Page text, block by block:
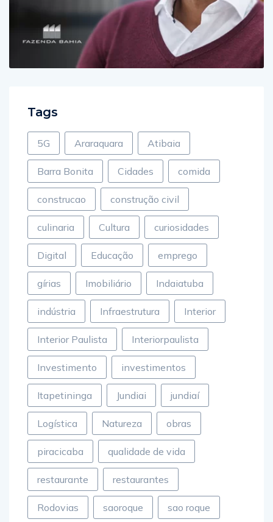
Tags
5G Araraquara Atibaia
Barra Bonita Cidades comida
construcao construção civil
culinaria Cultura curiosidades
Digital Educação emprego
gírias Imobiliário Indaiatuba
indústria Infraestrutura Interior
Interior Paulista Interiorpaulista
Investimento investimentos
Itapetininga Jundiai jundiaí
Logística Natureza obras
piracicaba qualidade de vida
restaurante restaurantes
Rodovias saoroque sao roque